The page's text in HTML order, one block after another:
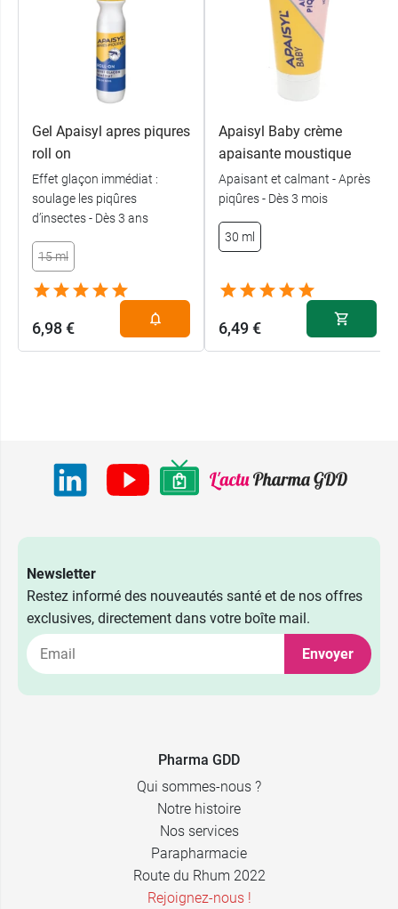
Gel Apaisyl apres piqures
roll on
Effet glaçon immédiat :
soulage les piqûres
d’insectes - Dès 3 ans
15 ml
6,98 €
Apaisyl Baby crème
apaisante moustique
Apaisant et calmant - Après
piqûres - Dès 3 mois
30 ml
6,49 €
Newsletter
Restez informé des nouveautés santé et de nos offres
exclusives, directement dans votre boîte mail.
Envoyer
Pharma GDD
Qui sommes-nous ?
Notre histoire
Nos services
Parapharmacie
Route du Rhum 2022
Rejoignez-nous !